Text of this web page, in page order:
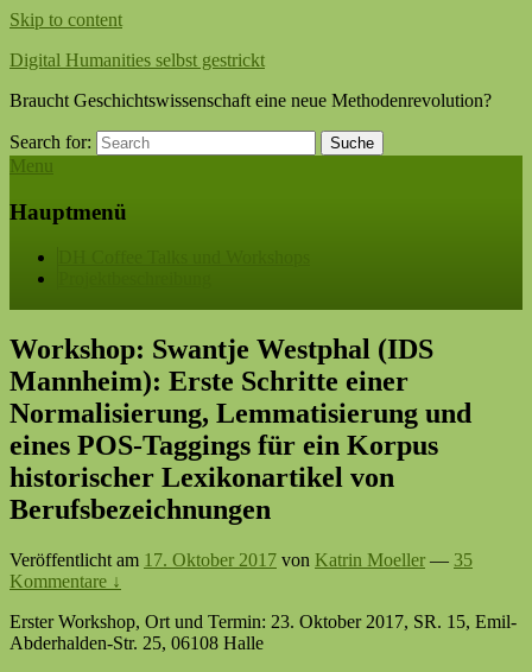
Skip to content
Digital Humanities selbst gestrickt
Braucht Geschichtswissenschaft eine neue Methodenrevolution?
Search for: Suche
Menu
Hauptmenü
Workshop: Swantje Westphal (IDS
Mannheim): Erste Schritte einer
Normalisierung, Lemmatisierung und
eines POS-Taggings für ein Korpus
historischer Lexikonartikel von
Berufsbezeichnungen
Veröffentlicht am 17. Oktober 2017 von Katrin Moeller — 35
Kommentare ↓
Erster Workshop, Ort und Termin: 23. Oktober 2017, SR. 15, Emil-
Abderhalden-Str. 25, 06108 Halle